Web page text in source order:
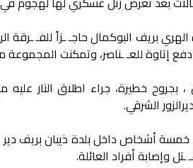
بريف البوكمال حاجـ ـزاً للفـ ـرقة
إتاوة للعـ ـناصر، وتمكنت المجموعة
، بجروح خطيرة، جراء اطلاق النار
الشرقي.
أشخاص داخل بلدة ذيبان بريف دير
وإصابة أفراد العائلة.